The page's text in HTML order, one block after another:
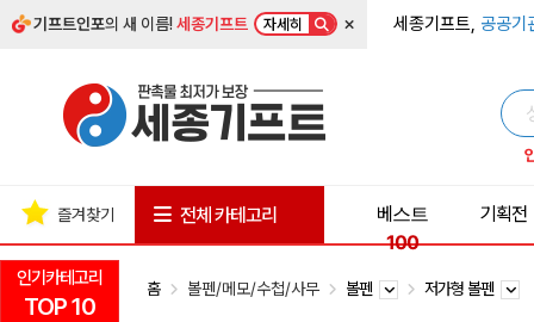
기프트인포의 새 이름!세종기프트 자세히 × 세종기프트, 공공기
인기카테고리
TOP 10
즐겨찾기 전체 카테고리
베스트
100
기획전
홈 볼펜/메모/수첩/사무 볼펜 저가형 볼펜